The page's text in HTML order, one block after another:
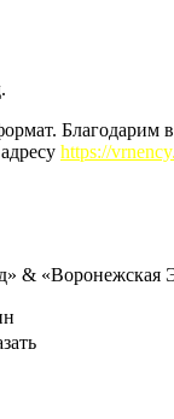
https://
& «Воронежская